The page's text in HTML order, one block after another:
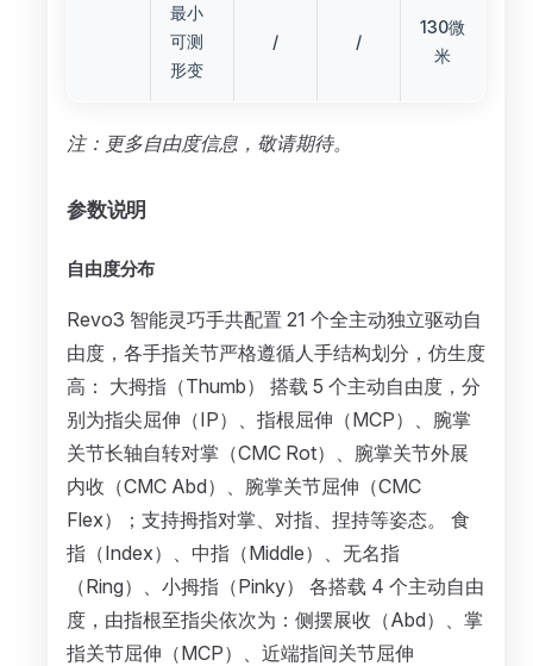
最小
可测
形变
/ /
130微
米
注：更多自由度信息，敬请期待。
参数说明
自由度分布
Revo3 智能灵巧手共配置 21 个全主动独立驱动自
由度，各手指关节严格遵循人手结构划分，仿生度
高： 大拇指（Thumb） 搭载 5 个主动自由度，分
别为指尖屈伸（IP）、指根屈伸（MCP）、腕掌
关节长轴自转对掌（CMC Rot）、腕掌关节外展
内收（CMC Abd）、腕掌关节屈伸（CMC
Flex）；支持拇指对掌、对指、捏持等姿态。 食
指（Index）、中指（Middle）、无名指
（Ring）、小拇指（Pinky） 各搭载 4 个主动自由
度，由指根至指尖依次为：侧摆展收（Abd）、掌
指关节屈伸（MCP）、近端指间关节屈伸